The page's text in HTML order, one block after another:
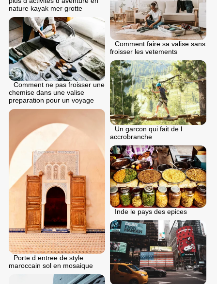
nature kayak mer grotte
Comment faire sa valise sans
froisser les vetements
Comment ne pas froisser une
chemise dans une valise
preparation pour un voyage
Un garcon qui fait de l
accrobranche
Porte d entree de style
maroccain sol en mosaique
Inde le pays des epices